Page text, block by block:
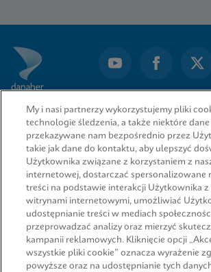
8
SZYBKIE ŁĄCZA
My i nasi partnerzy wykorzystujemy pliki
technologie śledzenia, a także niektóre dane
przekazywane nam bezpośrednio przez
takie jak dane do kontaktu, aby ulepszyć
Użytkownika związane z korzystaniem z
internetowej, dostarczać spersonalizowane
treści na podstawie interakcji Użytkownika z
witrynami internetowymi, umożliwiać
udostępnianie treści w mediach
przeprowadzać analizy oraz mierzyć
kampanii reklamowych. Kliknięcie opcji
wszystkie pliki cookie” oznacza wyrażenie
powyższe oraz na udostępnianie tych